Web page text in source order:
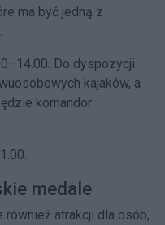
ma być jedną z
Do dyspozycji
kajaków, a
komandor
medale
również atrakcji dla osób,